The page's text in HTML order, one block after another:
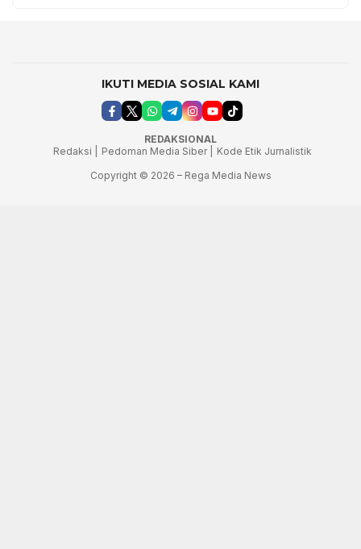
IKUTI MEDIA SOSIAL KAMI
REDAKSIONAL
Redaksi |
Pedoman Media Siber |
Kode Etik Jurnalistik
Copyright © 2026 – Rega Media News